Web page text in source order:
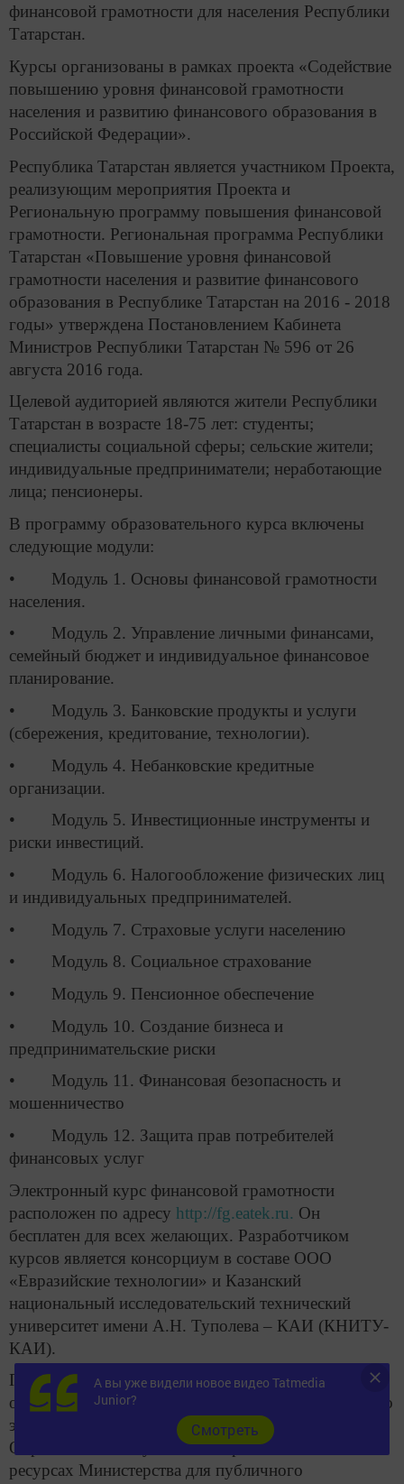
финансовой грамотности для населения Республики
Татарстан.
Курсы организованы в рамках проекта «Содействие
повышению уровня финансовой грамотности
населения и развитию финансового образования в
Российской Федерации».
Республика Татарстан является участником Проекта,
реализующим мероприятия Проекта и
Региональную программу повышения финансовой
грамотности. Региональная программа Республики
Татарстан «Повышение уровня финансовой
грамотности населения и развитие финансового
образования в Республике Татарстан на 2016 - 2018
годы» утверждена Постановлением Кабинета
Министров Республики Татарстан № 596 от 26
августа 2016 года.
Целевой аудиторией являются жители Республики
Татарстан в возрасте 18-75 лет: студенты;
специалисты социальной сферы; сельские жители;
индивидуальные предприниматели; неработающие
лица; пенсионеры.
В программу образовательного курса включены
следующие модули:
• Модуль 1. Основы финансовой грамотности
населения.
• Модуль 2. Управление личными финансами,
семейный бюджет и индивидуальное финансовое
планирование.
• Модуль 3. Банковские продукты и услуги
(сбережения, кредитование, технологии).
• Модуль 4. Небанковские кредитные
организации.
• Модуль 5. Инвестиционные инструменты и
риски инвестиций.
• Модуль 6. Налогообложение физических лиц
и индивидуальных предпринимателей.
• Модуль 7. Страховые услуги населению
• Модуль 8. Социальное страхование
• Модуль 9. Пенсионное обеспечение
• Модуль 10. Создание бизнеса и
предпринимательские риски
• Модуль 11. Финансовая безопасность и
мошенничество
• Модуль 12. Защита прав потребителей
финансовых услуг
Электронный курс финансовой грамотности
расположен по адресу http://fg.eatek.ru. Он
бесплатен для всех желающих. Разработчиком
курсов является консорциум в составе ООО
«Евразийские технологии» и Казанский
национальный исследовательский технический
университет имени А.Н. Туполева – КАИ (КНИТУ-
КАИ).
После апробации планируется дистанционное
обучение 1000 слушателей. После завершения этого
этапа, курсы будут переданы Министерству
Образования Республики Татарстан и выложены на
ресурсах Министерства для публичного
А вы уже видели новое видео Tatmedia
Junior?
Cмотреть